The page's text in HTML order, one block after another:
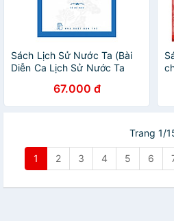
Sách Lịch Sử Nước Ta (Bài
Diễn Ca Lịch Sử Nước Ta
Bác).DSHCM67.000 đ
Trang 1/
1 2 3 4 5 6